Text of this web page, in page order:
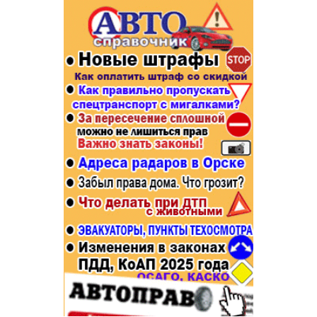
Афиша
Строительство и ремонт
Авто и мото
Рестораны, кафе, бары
Спорт Фитнес
Недвижимость
Красота Косметология
Телекоммуникации и связь
Торговля
Бизнес и финансы
Юристы, Экспертиза, Страхование
Ремонт
Социальные организации
Это интересно
Администрация
Популярное →
Строительство и ремонт